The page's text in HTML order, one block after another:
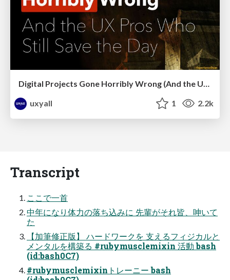
uxyall
1 2.2k
Transcript
ここで一首
中年になり体力の落ち込みに 先輩がそれ皆、呻いて
た
【加筆修正版】 ハードワークを 支えるフィジカルと
メンタルを構築る #rubymusclemixin 活動 bash
(id:bash0C7)
#rubymusclemixinトレーニー bash